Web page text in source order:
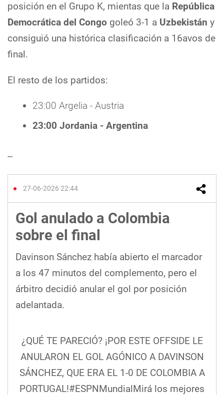
posición en el Grupo K, mientas que la República
Democrática del Congo goleó 3-1 a Uzbekistán y
consiguió una histórica clasificación a 16avos de
final.
El resto de los partidos:
23:00 Argelia - Austria
23:00 Jordania - Argentina
--
27-06-2026 22:44
Gol anulado a Colombia
sobre el final
Davinson Sánchez había abierto el marcador
a los 47 minutos del complemento, pero el
árbitro decidió anular el gol por posición
adelantada.
¿QUÉ TE PARECIÓ? ¡POR ESTE OFFSIDE LE
ANULARON EL GOL AGÓNICO A DAVINSON
SÁNCHEZ, QUE ERA EL 1-0 DE COLOMBIA A
PORTUGAL!#ESPNMundialMirá los mejores